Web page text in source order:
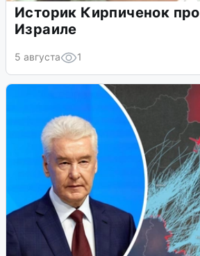
Историк Кирпиченок
Израиле
5 августа 1